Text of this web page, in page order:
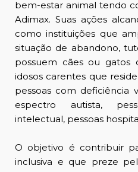
bem-estar animal tendo
Adimax. Suas ações
como instituições que
situação de abandono,
possuem cães ou gatos
idosos carentes que
pessoas com deficiência
espectro autista,
intelectual, pessoas
O objetivo é contribuir
inclusiva e que preze